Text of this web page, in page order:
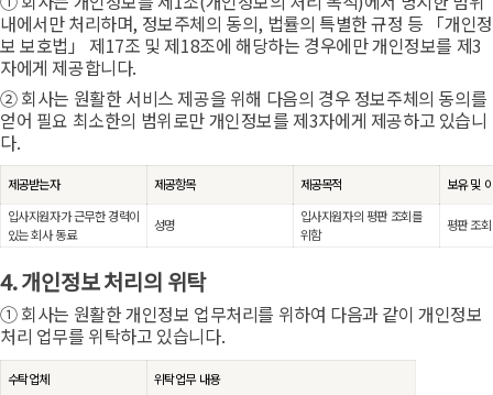
내에서만 처리하며, 정보주체의 동의, 법률의 특별한 규정 등 「개인정
보 보호법」 제17조 및 제18조에 해당하는 경우에만 개인정보를 제3
자에게 제공합니다.
② 회사는 원활한 서비스 제공을 위해 다음의 경우 정보주체의 동의를
얻어 필요 최소한의 범위로만 개인정보를 제3자에게 제공하고 있습니
다.
제공받는자 제공항목 제공목적
보유 및
입사지원자가 근무한 경력이
있는 회사 동료
성명
입사지원자의 평판 조회를
위함
평판 조
4. 개인정보 처리의 위탁
① 회사는 원활한 개인정보 업무처리를 위하여 다음과 같이 개인정보
처리 업무를 위탁하고 있습니다.
수탁업체 위탁업무 내용